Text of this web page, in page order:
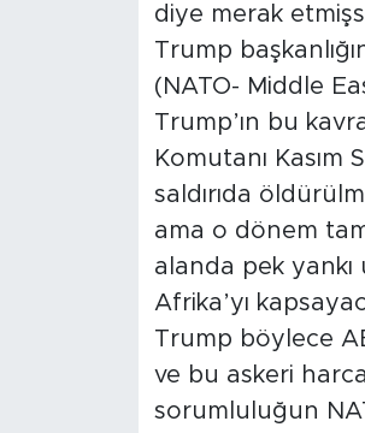
diye merak
Trump
(NATO- Middle
Trump’ın bu
Komutanı Kasım
saldırıda
ama o dönem
alanda pek yankı
Afrika’yı
Trump böylece
ve bu askeri
sorumluluğun